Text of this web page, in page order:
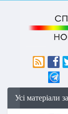
Усі матеріали